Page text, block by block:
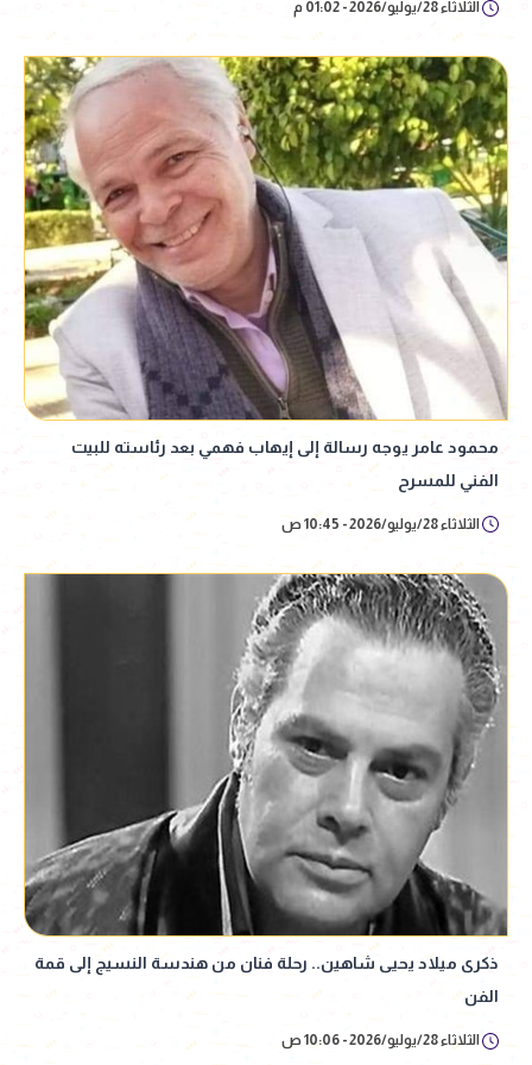
الثلاثاء 28/يوليو/2026 - 01:02 م
محمود عامر يوجه رسالة إلى إيهاب فهمي بعد رئاسته للبيت
الفني للمسرح
الثلاثاء 28/يوليو/2026 - 10:45 ص
ذكرى ميلاد يحيى شاهين.. رحلة فنان من هندسة النسيج إلى قمة
الفن
الثلاثاء 28/يوليو/2026 - 10:06 ص